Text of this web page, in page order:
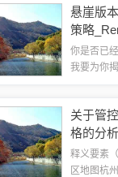
系统，确
悬崖版
策略
你是否已
我要为你
和体验，
关于管
格的分
释义要素
区地图杭